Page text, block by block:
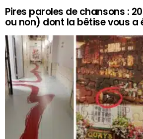
Pires paroles de chansons :
ou non) dont la bêtise vous a